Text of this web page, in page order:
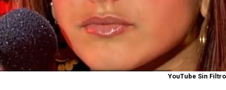
YouTube Sin Filtro